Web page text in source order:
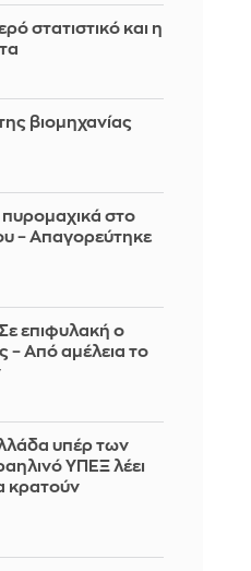
στατιστικό και η
βιομηχανίας
πυρομαχικά στο
– Απαγορεύτηκε
επιφυλακή ο
– Από αμέλεια το
υπέρ των
ΥΠΕΞ λέει
κρατούν